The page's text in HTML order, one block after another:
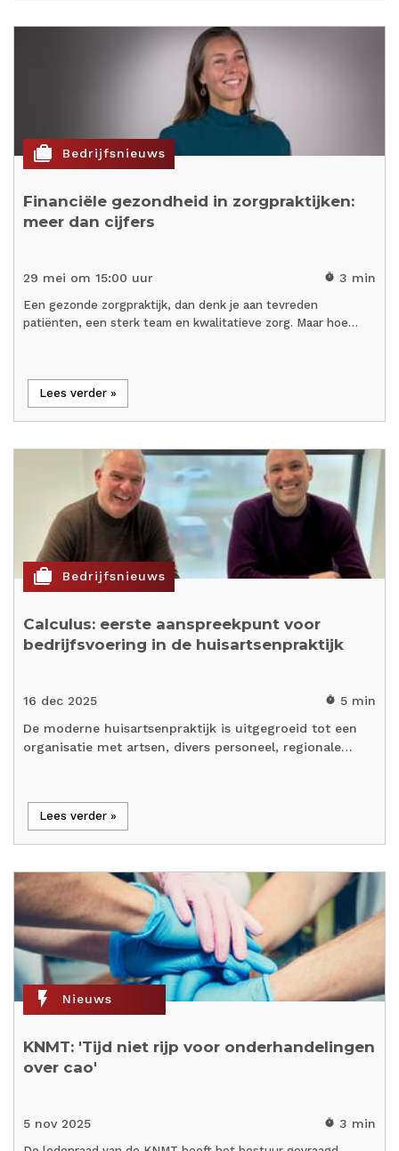
cases Bedrijfsnieuws
Financiële gezondheid in zorgpraktijken:
meer dan cijfers
29 mei om 15:00 uur timer 3 min
Een gezonde zorgpraktijk, dan denk je aan tevreden
patiënten, een sterk team en kwalitatieve zorg. Maar hoe…
Lees verder »
cases Bedrijfsnieuws
Calculus: eerste aanspreekpunt voor
bedrijfsvoering in de huisartsenpraktijk
16 dec 2025 timer 5 min
De moderne huisartsenpraktijk is uitgegroeid tot een
organisatie met artsen, divers personeel, regionale…
Lees verder »
flash_on Nieuws
KNMT: 'Tijd niet rijp voor onderhandelingen
over cao'
5 nov 2025 timer 3 min